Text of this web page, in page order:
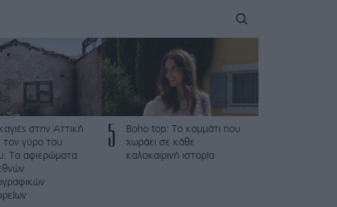
στην Αττική
τον γύρο του
Τα αφιερώματα
5
Boho top: Το κομμάτι που
χωράει σε κάθε
καλοκαιρινή ιστορία